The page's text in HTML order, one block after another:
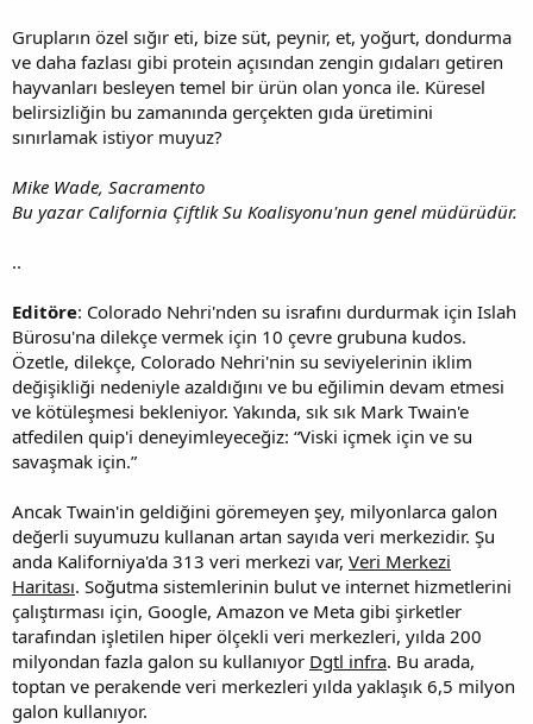
Grupların özel sığır eti, bize süt, peynir, et, yoğurt, dondurma
ve daha fazlası gibi protein açısından zengin gıdaları getiren
hayvanları besleyen temel bir ürün olan yonca ile. Küresel
belirsizliğin bu zamanında gerçekten gıda üretimini
sınırlamak istiyor muyuz?
Mike Wade, Sacramento
Bu yazar California Çiftlik Su Koalisyonu'nun genel müdürüdür.
..
Editöre: Colorado Nehri'nden su israfını durdurmak için Islah
Bürosu'na dilekçe vermek için 10 çevre grubuna kudos.
Özetle, dilekçe, Colorado Nehri'nin su seviyelerinin iklim
değişikliği nedeniyle azaldığını ve bu eğilimin devam etmesi
ve kötüleşmesi bekleniyor. Yakında, sık sık Mark Twain'e
atfedilen quip'i deneyimleyeceğiz: “Viski içmek için ve su
savaşmak için.”
Ancak Twain'in geldiğini göremeyen şey, milyonlarca galon
değerli suyumuzu kullanan artan sayıda veri merkezidir. Şu
anda Kaliforniya'da 313 veri merkezi var, Veri Merkezi
Haritası. Soğutma sistemlerinin bulut ve internet hizmetlerini
çalıştırması için, Google, Amazon ve Meta gibi şirketler
tarafından işletilen hiper ölçekli veri merkezleri, yılda 200
milyondan fazla galon su kullanıyor Dgtl infra. Bu arada,
toptan ve perakende veri merkezleri yılda yaklaşık 6,5 milyon
galon kullanıyor.